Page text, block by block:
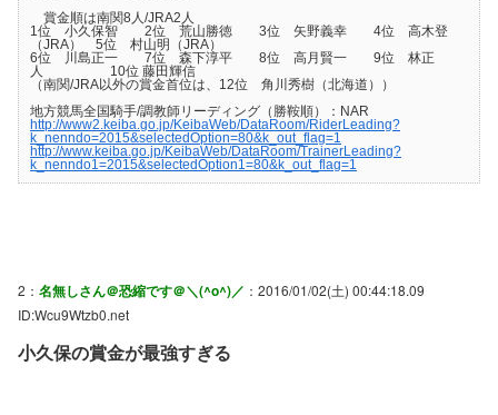
賞金順は南関8人/JRA2人
1位 小久保智 2位 荒山勝徳 3位 矢野義幸 4位 高木登
（JRA） 5位 村山明（JRA）
6位 川島正一 7位 森下淳平 8位 高月賢一 9位 林正
人 10位 藤田輝信
（南関/JRA以外の賞金首位は、12位 角川秀樹（北海道））
地方競馬全国騎手/調教師リーディング（勝鞍順）：NAR
http://www2.keiba.go.jp/KeibaWeb/DataRoom/RiderLeading?
k_nenndo=2015&selectedOption=80&k_out_flag=1
http://www.keiba.go.jp/KeibaWeb/DataRoom/TrainerLeading?
k_nenndo1=2015&selectedOption1=80&k_out_flag=1
2： 名無しさん＠恐縮です＠＼(^o^)／ ：2016/01/02(土) 00:44:18.09
ID:Wcu9Wtzb0.net
小久保の賞金が最強すぎる